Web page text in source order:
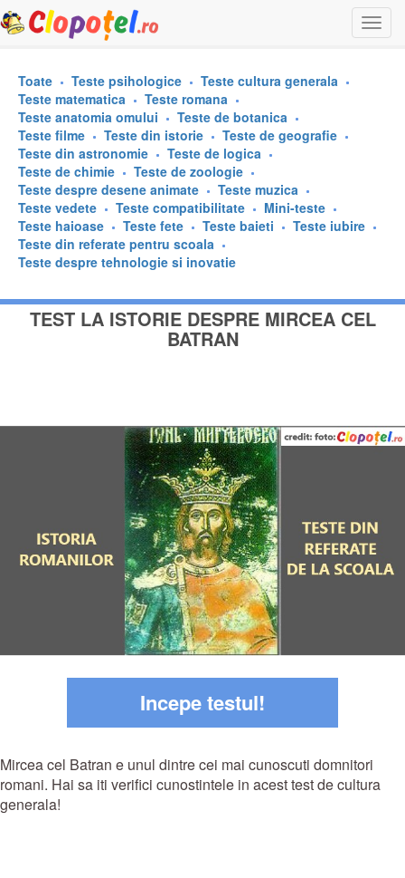
Toate Teste psihologice
Teste cultura generala
Teste matematica
Teste romana
Teste anatomia omului
Teste de botanica
Teste filme
Teste din istorie
Teste de geografie
Teste din astronomie
Teste de logica
Teste de chimie
Teste de zoologie
Teste despre desene animate
Teste muzica
Teste vedete
Teste compatibilitate
Mini-teste
Teste haioase
Teste fete Teste baieti
Teste iubire
Teste din referate pentru scoala
Teste despre tehnologie si inovatie
TEST LA ISTORIE DESPRE MIRCEA CEL
BATRAN
Incepe testul!
Mircea cel Batran e unul dintre cei mai cunoscuti domnitori
romani. Hai sa iti verifici cunostintele in acest test de cultura
generala!